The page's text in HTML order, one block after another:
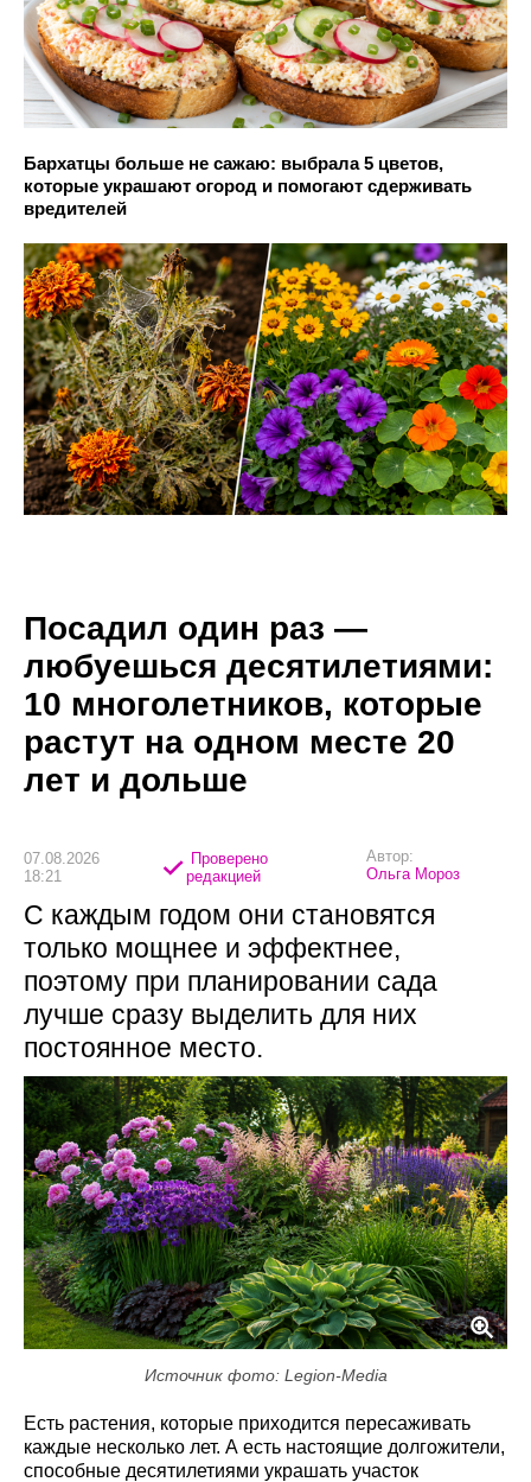
Бархатцы больше не сажаю: выбрала 5 цветов,
которые украшают огород и помогают сдерживать
вредителей
Посадил один раз —
любуешься десятилетиями:
10 многолетников, которые
растут на одном месте 20
лет и дольше
07.08.2026
18:21
Проверено
редакцией
Автор:
Ольга Мороз
С каждым годом они становятся
только мощнее и эффектнее,
поэтому при планировании сада
лучше сразу выделить для них
постоянное место.
Источник фото: Legion-Media
Есть растения, которые приходится пересаживать
каждые несколько лет. А есть настоящие долгожители,
способные десятилетиями украшать участок